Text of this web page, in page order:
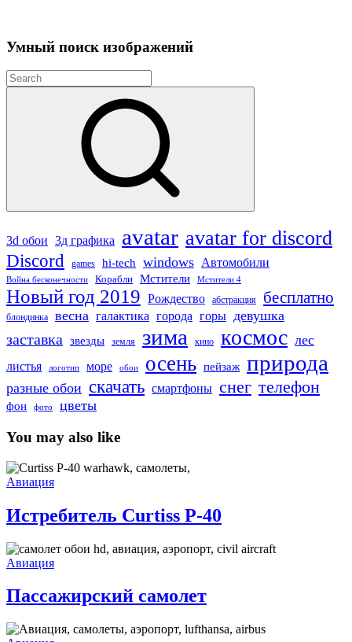
Умный поиск изображений
Search
for:
3d обои 3д графика avatar avatar for discord
Discord games hi-tech windows Автомобили
Война бесконечности Корабли Мстители Мстители 4
Новый год 2019 Рождество абстракция бесплатно
блондинка весна галактика города горы девушка
заставка звезды земля зима кино космос лес
листья логотип море обои осень пейзаж природа
разные обои скачать смартфоны снег телефон
фон фото цветы
You may also like
Истребитель
Curtiss
40
Авиация
Истребитель Curtiss P-40
Пассажирский
самолет
Авиация
Пассажирский самолет
Самолеты